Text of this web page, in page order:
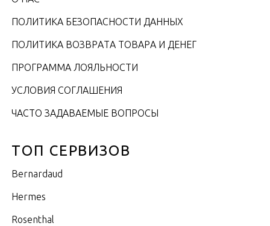
ПОЛИТИКА БЕЗОПАСНОСТИ ДАННЫХ
ПОЛИТИКА ВОЗВРАТА ТОВАРА И ДЕНЕГ
ПРОГРАММА ЛОЯЛЬНОСТИ
УСЛОВИЯ СОГЛАШЕНИЯ
ЧАСТО ЗАДАВАЕМЫЕ ВОПРОСЫ
ТОП СЕРВИЗОВ
Bernardaud
Hermes
Rosenthal